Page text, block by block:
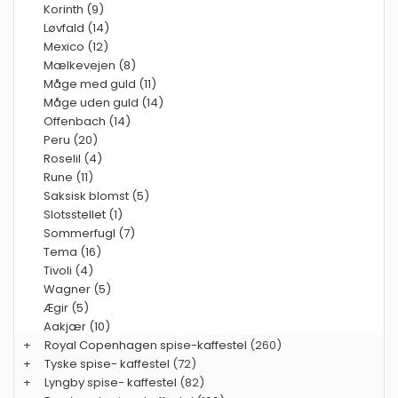
Korinth (9)
Løvfald (14)
Mexico (12)
Mælkevejen (8)
Måge med guld (11)
Måge uden guld (14)
Offenbach (14)
Peru (20)
Roselil (4)
Rune (11)
Saksisk blomst (5)
Slotsstellet (1)
Sommerfugl (7)
Tema (16)
Tivoli (4)
Wagner (5)
Ægir (5)
Aakjær (10)
+
Royal Copenhagen spise-kaffestel (260)
+
Tyske spise- kaffestel (72)
+
Lyngby spise- kaffestel (82)